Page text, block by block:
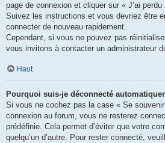
page de connexion et cliquer sur « J’ai
Suivez les instructions et vous devriez être
connecter de nouveau rapidement.
Cependant, si vous ne pouvez pas
vous invitons à contacter un administrateur
Haut
Pourquoi suis-je déconnecté
Si vous ne cochez pas la case « Se
connexion au forum, vous ne resterez
prédéfinie. Cela permet d’éviter que votre
quelqu’un d’autre. Pour rester connecté,